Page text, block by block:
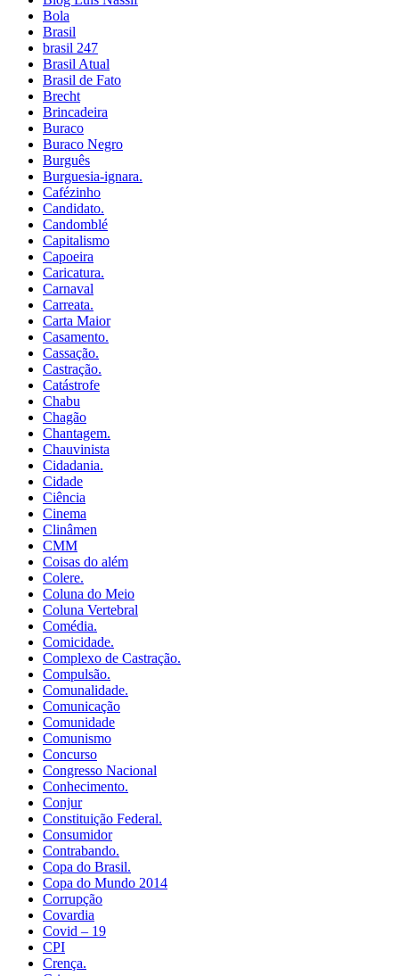
Bola
Brasil
brasil 247
Brasil Atual
Brasil de Fato
Brecht
Brincadeira
Buraco
Buraco Negro
Burguês
Burguesia-ignara.
Cafézinho
Candidato.
Candomblé
Capitalismo
Capoeira
Caricatura.
Carnaval
Carreata.
Carta Maior
Casamento.
Cassação.
Castração.
Catástrofe
Chabu
Chagão
Chantagem.
Chauvinista
Cidadania.
Cidade
Ciência
Cinema
Clinâmen
CMM
Coisas do além
Colere.
Coluna do Meio
Coluna Vertebral
Comédia.
Comicidade.
Complexo de Castração.
Compulsão.
Comunalidade.
Comunicação
Comunidade
Comunismo
Concurso
Congresso Nacional
Conhecimento.
Conjur
Constituição Federal.
Consumidor
Contrabando.
Copa do Brasil.
Copa do Mundo 2014
Corrupção
Covardia
Covid – 19
CPI
Crença.